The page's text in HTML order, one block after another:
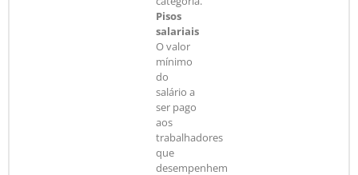
Pisos
salariais
O valor
mínimo
do
salário a
ser pago
aos
trabalhadores
que
desempenhem